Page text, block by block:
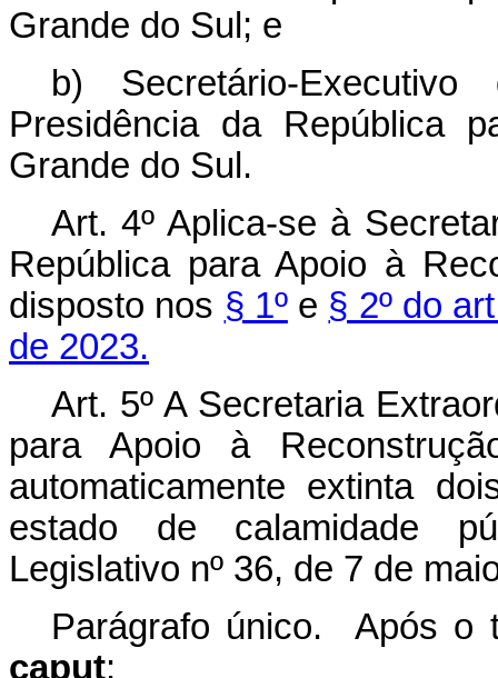
Grande do Sul; e
b) Secretário-
Presidência da República
Grande do Sul.
Art. 4º Aplica-se à
República para Apoio à
disposto nos § 1ºe § 2º do
de 2023.
Art. 5º A Secretaria
para Apoio à
automaticamente extinta
estado de calamidade
Legislativo nº 36, de 7 de
Parágrafo único. Após o
caput: